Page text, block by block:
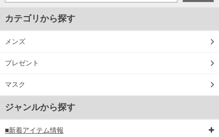
カテゴリから探す
メンズ
プレゼント
マスク
ジャンルから探す
■新着アイテム情報